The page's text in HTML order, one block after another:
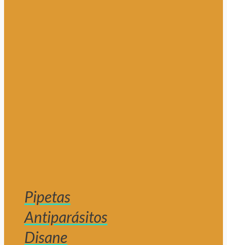
Pipetas
Antiparásitos
Disane